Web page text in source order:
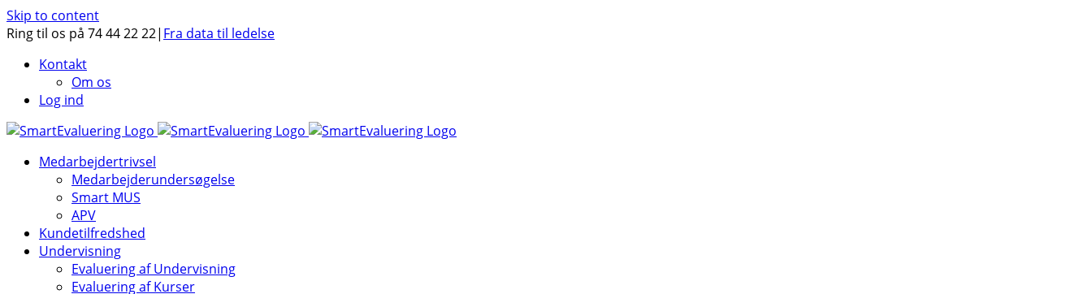
Skip to content
Ring til os på 74 44 22 22| Fra data til ledelse
Kontakt
Om os
Log ind
Medarbejdertrivsel
Medarbejderundersøgelse
Smart MUS
APV
Kundetilfredshed
Undervisning
Evaluering af Undervisning
Evaluering af Kurser